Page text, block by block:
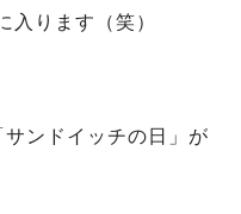
入ります（笑）
ンドイッチの日」が